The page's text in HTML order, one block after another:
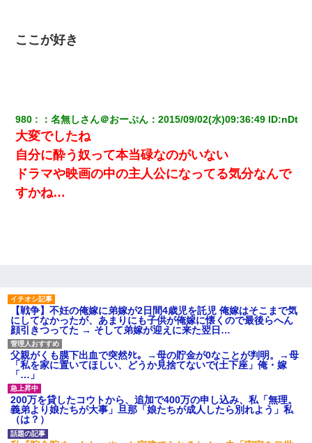
ここが好き
980 ：名無しさん＠おーぷん ：2015/09/02(水)09:36:49 ID:nDt
大変でしたね
自分に酔う奴って本当碌なのがいない
ドラマや映画の中の主人公になってる気分なんで
すかね…
【戦争】不妊の俺嫁に弟嫁が2日間4歳児を託児 俺嫁はそこまで気
にしてなかったが、あまりにも子供が俺嫁に懐くので最後らへん
顔引きつってた → そして弟嫁が迎えに来た翌日…
父親がくも膜下出血で突然ﾀﾋ。→母の貯金が0なことが判明。→母
「私を家に置いてほしい、どうか見捨てないで(土下座」俺・嫁
「…」
200万を貸したコウトから、追加で400万の申し込み、私「無理。
義弟より娘たちが大事」旦那「娘たちが成人したら別れよう」私
（は？）